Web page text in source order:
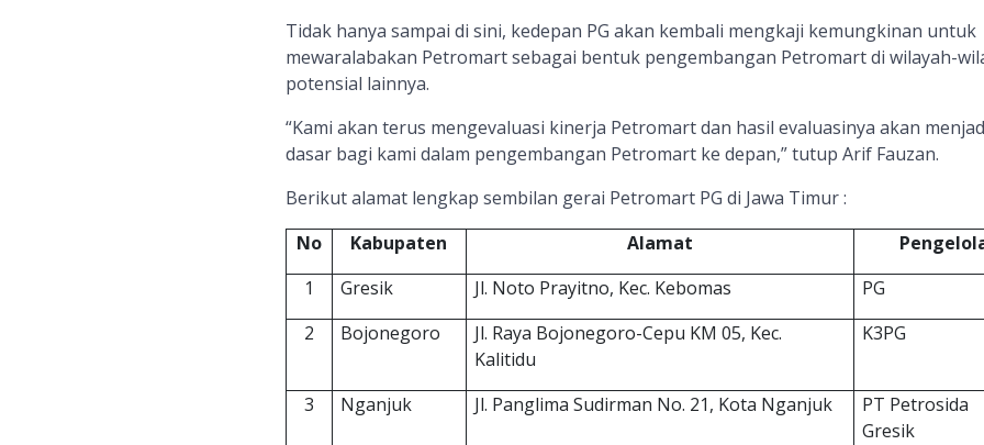
Tidak hanya sampai di sini, kedepan PG akan kembali mengkaji kemungkinan untuk
mewaralabakan Petromart sebagai bentuk pengembangan Petromart di wilayah-
potensial lainnya.
“Kami akan terus mengevaluasi kinerja Petromart dan hasil evaluasinya akan
dasar bagi kami dalam pengembangan Petromart ke depan,” tutup Arif Fauzan.
Berikut alamat lengkap sembilan gerai Petromart PG di Jawa Timur :
No
Kabupaten Alamat
1
Gresik Jl. Noto Prayitno, Kec. Kebomas
PG
2
Bojonegoro Jl. Raya Bojonegoro-Cepu KM 05, Kec.
Kalitidu
K3PG
3 Nganjuk Jl. Panglima Sudirman No. 21, Kota Nganjuk
PT Petrosida
Gresik